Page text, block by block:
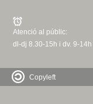
Atenció al públic:
dl-dj 8.30-15h i dv. 9-14h
Copyleft